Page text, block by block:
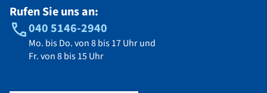
Rufen Sie uns an:
040 5146-2940
Mo. bis Do. von 8 bis 17 Uhr und
Fr. von 8 bis 15 Uhr